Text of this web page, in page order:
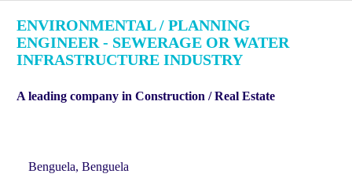
ENVIRONMENTAL / PLANNING
ENGINEER - SEWERAGE OR WATER
INFRASTRUCTURE INDUSTRY
A leading company in Construction / Real Estate
Benguela, Benguela